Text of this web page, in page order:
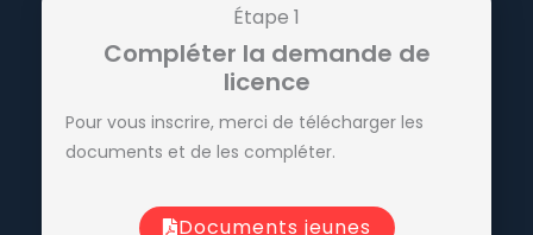
Étape 1
Compléter la demande de
licence
Pour vous inscrire, merci de télécharger les
documents et de les compléter.
Documents jeunes